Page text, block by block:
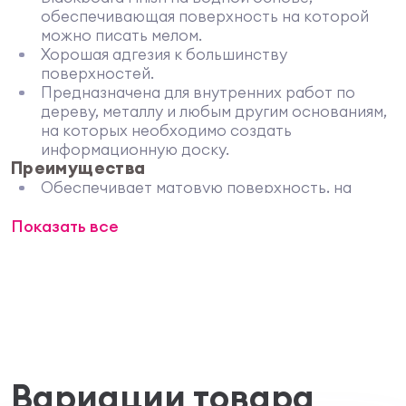
обеспечивающая поверхность на которой
можно писать мелом.
Хорошая адгезия к большинству
поверхностей.
Предназначена для внутренних работ по
дереву, металлу и любым другим основаниям,
на которых необходимо создать
информационную доску.
Преимущества
Обеспечивает матовую поверхность, на
Легко наносится и обладает хорошей
на которых необходимо создать
Показать все
Вариации товара